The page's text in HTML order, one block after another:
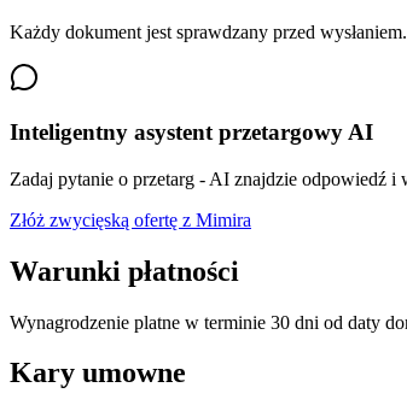
Każdy dokument jest sprawdzany przed wysłaniem.
Inteligentny asystent przetargowy AI
Zadaj pytanie o przetarg - AI znajdzie odpowiedź i
Złóż zwycięską ofertę z Mimira
Warunki płatności
Wynagrodzenie platne w terminie 30 dni od daty
Kary umowne